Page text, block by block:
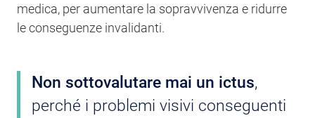
medica, per aumentare la sopravvivenza e ridurre
le conseguenze invalidanti.
Non sottovalutare mai un ictus,
perché i problemi visivi conseguenti